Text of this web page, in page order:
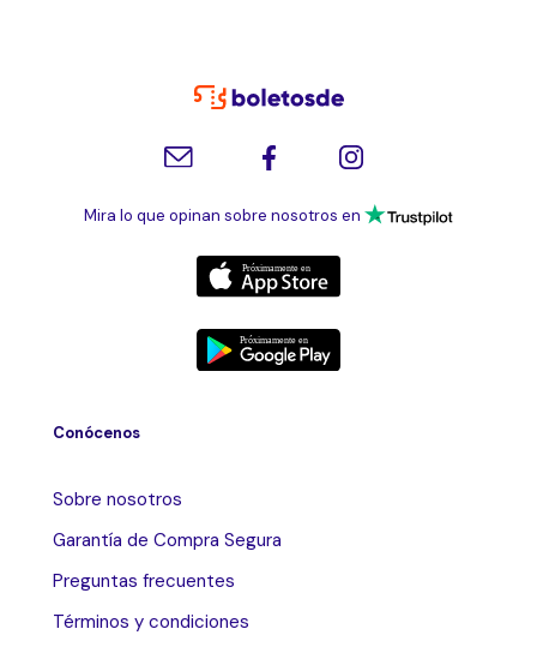
Mira lo que opinan sobre nosotros en
Conócenos
Sobre nosotros
Garantía de Compra Segura
Preguntas frecuentes
Términos y condiciones